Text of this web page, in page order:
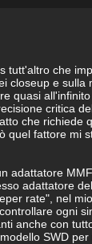
tutt'altro che
closeup e sulla
quasi
critica
che richiede
quel fattore mi
adattatore
adattatore
rate", nel
ogni
anche con
SWD